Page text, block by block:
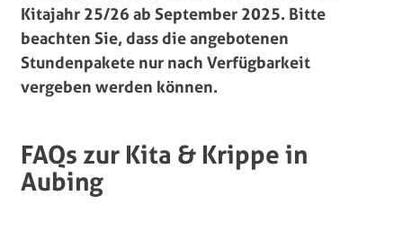
Kitajahr 25/26 ab September 2025. Bitte
beachten Sie, dass die angebotenen
Stundenpakete nur nach Verfügbarkeit
vergeben werden können.
FAQs zur Kita & Krippe in
Aubing